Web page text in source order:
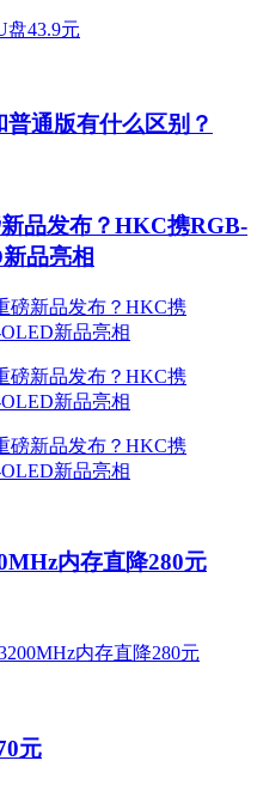
通版有什么区别？
品发布？HKC携RGB-
品亮相
内存直降280元
元